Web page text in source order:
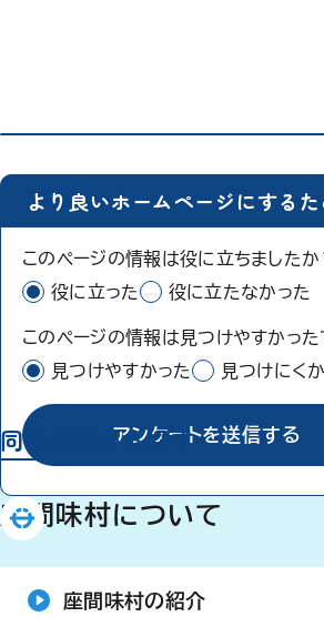
より良いホームページにする
このページの情報は役に立ちましたか
役に立った
役に立たなかった
このページの情報は見つけやすかった
見つけやすかった
見つけにく
アンケートを送信する
同じ分類から探す
座間味村について
座間味村の紹介